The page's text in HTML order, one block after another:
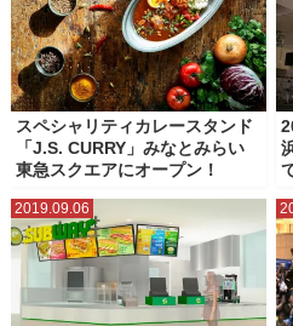
スペシャリティカレースタンド
「J.S. CURRY」みなとみらい
東急スクエアにオープン！
2019.09.06